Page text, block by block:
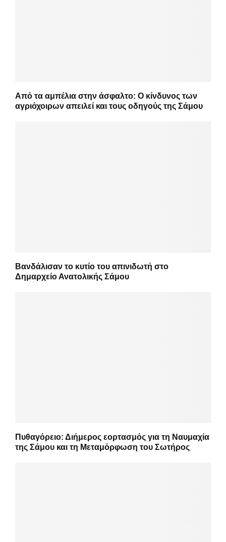
Από τα αμπέλια στην άσφαλτο: Ο κίνδυνος των
αγριόχοιρων απειλεί και τους οδηγούς της Σάμου
Βανδάλισαν το κυτίο του απινιδωτή στο
Δημαρχείο Ανατολικής Σάμου
Πυθαγόρειο: Διήμερος εορτασμός για τη Ναυμαχία
της Σάμου και τη Μεταμόρφωση του Σωτήρος